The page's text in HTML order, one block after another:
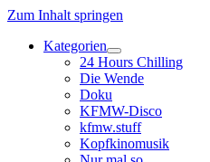
Zum Inhalt springen
Kategorien
Dropdown-
Menü
öffnen
24 Hours Chilling
Die Wende
Doku
KFMW-Disco
kfmw.stuff
Kopfkinomusik